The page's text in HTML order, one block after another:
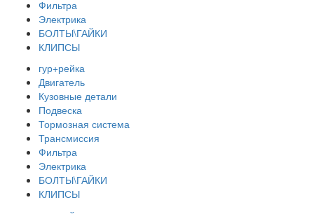
Фильтра
Электрика
БОЛТЫ\ГАЙКИ
КЛИПСЫ
гур+рейка
Двигатель
Кузовные детали
Подвеска
Тормозная система
Трансмиссия
Фильтра
Электрика
БОЛТЫ\ГАЙКИ
КЛИПСЫ